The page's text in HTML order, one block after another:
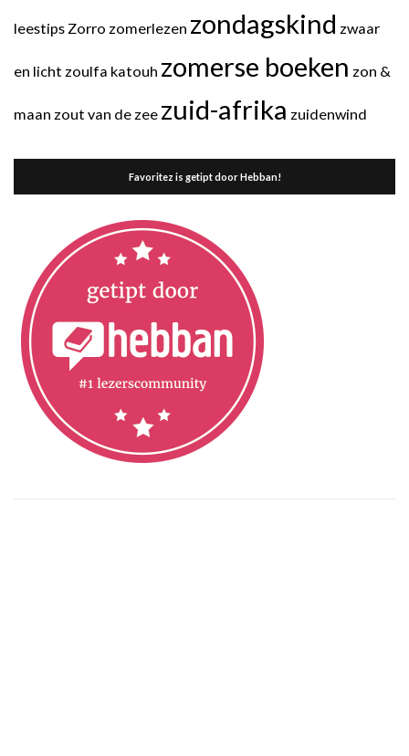
leestips Zorro zomerlezen zondagskind zwaar
en licht zoulfa katouh zomerse boeken zon &
maan zout van de zee zuid-afrika zuidenwind
Favoritez is getipt door Hebban!